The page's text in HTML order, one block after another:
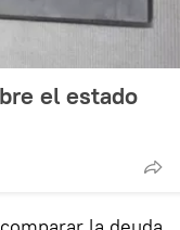
el estado